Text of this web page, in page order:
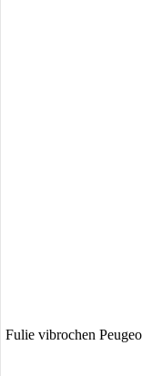
Fulie vibrochen